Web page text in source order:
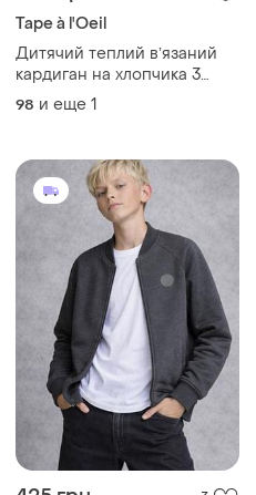
Tape à l'Oeil
Дитячий теплий вʼязаний
кардиган на хлопчика 3
років
98 и еще 1